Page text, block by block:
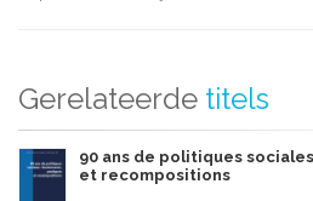
Gerelateerde titels
90 ans de politiques
et recompositions